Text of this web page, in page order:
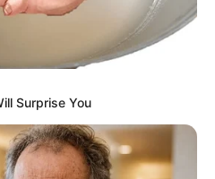
wurden
liegenden Burg
Surprise You